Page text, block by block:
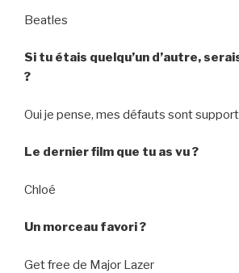
Beatles
Si tu étais quelqu’un d’autre,
?
Oui je pense, mes défauts sont
Le dernier film que tu as vu ?
Chloé
Un morceau favori ?
Get free de Major Lazer